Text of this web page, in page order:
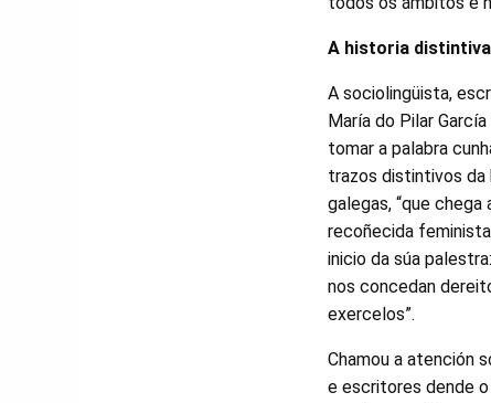
A historia
A sociolingüista,
María do Pilar
tomar a palabra
trazos distintivos da
galegas, “que chega
recoñecida
inicio da súa
nos concedan
exercelos”.
Chamou a atención
e escritores dende